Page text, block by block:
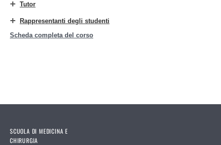
Tutor
Rappresentanti degli studenti
Scheda completa del corso
SCUOLA DI MEDICINA E
CHIRURGIA